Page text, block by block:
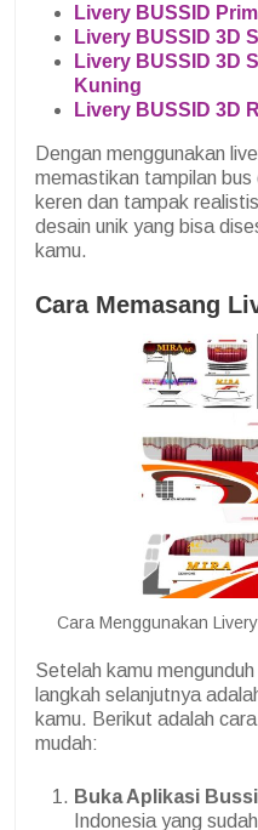
Livery BUSSID
Livery BUSSID 3D
Livery BUSSID 3D
Kuning
Livery BUSSID 3D
Dengan menggunakan
memastikan tampilan bus
keren dan tampak
desain unik yang bisa
kamu.
Cara Memasang
Cara Menggunakan
Setelah kamu
langkah selanjutnya
kamu. Berikut adalah
mudah:
Buka Aplikasi
Indonesia yang